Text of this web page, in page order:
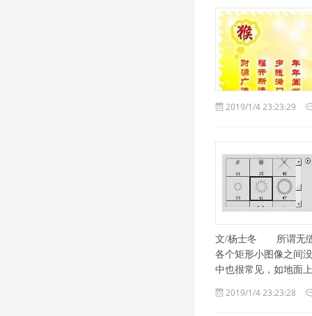
2019/1/4 23:23:29
文/杨士冬 所谓无缝
各个矩形小图像之间
中也很常见，如地面
2019/1/4 23:23:28